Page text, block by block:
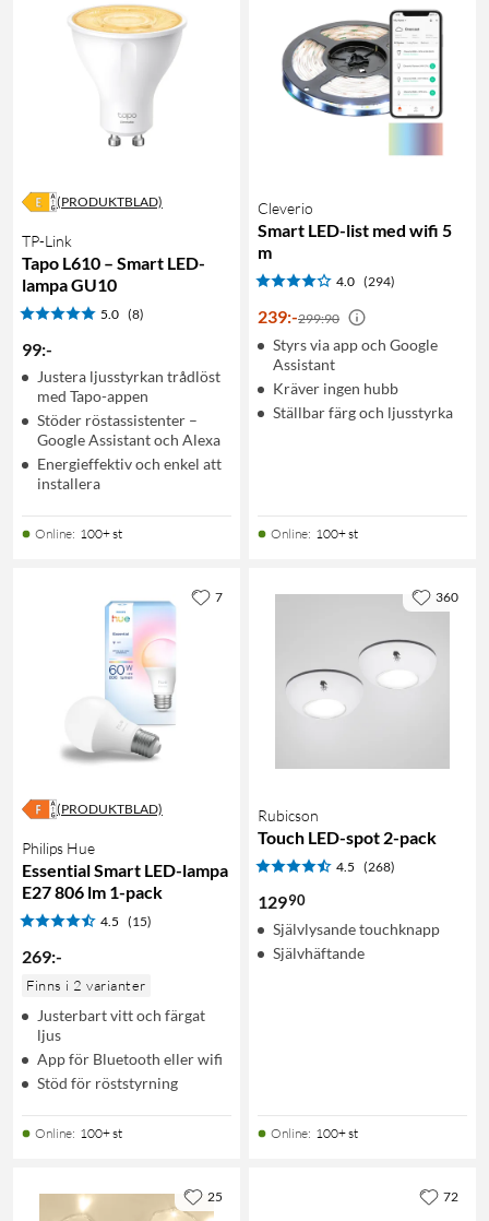
(PRODUKTBLAD)
TP-Link
Tapo L610 – Smart LED-
lampa GU10
5.0 (8)
99:-
Justera ljusstyrkan trådlöst
med Tapo-appen
Stöder röstassistenter –
Google Assistant och Alexa
Energieffektiv och enkel att
installera
Online: 100+ st
Cleverio
Smart LED-list med wifi 5
m
4.0 (294)
239:-299:90
Styrs via app och Google
Assistant
Kräver ingen hubb
Ställbar färg och ljusstyrka
Online: 100+ st
(PRODUKTBLAD)
Philips Hue
Essential Smart LED-lampa
E27 806 lm 1-pack
4.5 (15)
269:-
Finns i 2 varianter
Justerbart vitt och färgat
ljus
App för Bluetooth eller wifi
Stöd för röststyrning
Online: 100+ st
7
Rubicson
Touch LED-spot 2-pack
4.5 (268)
12990
Självlysande touchknapp
Självhäftande
Online: 100+ st
360
25 72